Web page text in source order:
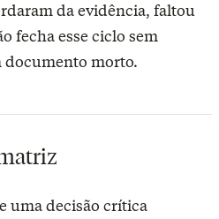
da evidência, faltou
fecha esse ciclo sem
documento morto.
uma decisão crítica